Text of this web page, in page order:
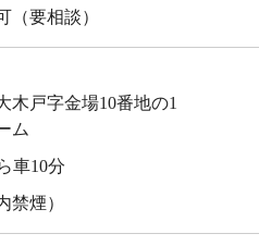
要相談）
木戸字金場10番地の1
ム
車10分
禁煙）